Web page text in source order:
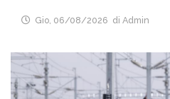
Gio, 06/08/2026 di Admin